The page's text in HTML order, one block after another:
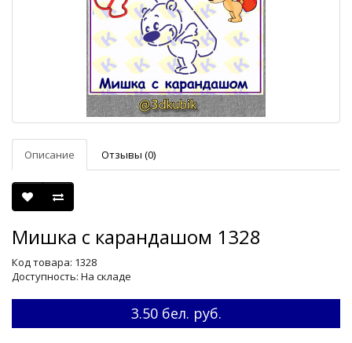
Описание Отзывы (0)
Мишка с карандашом 1328
Код товара: 1328
Доступность: На складе
3.50 бел. руб.